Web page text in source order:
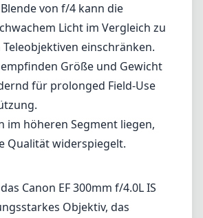
von f/4 kann die
Licht im Vergleich zu
einschränken.
Größe und Gewicht
für prolonged Field-Use
im höheren Segment liegen,
Qualität widerspiegelt.
Canon EF 300mm f/4.0L IS
Objektiv, das